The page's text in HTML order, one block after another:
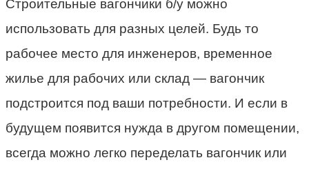
Строительные вагончики б/у можно
использовать для разных целей. Будь то
рабочее место для инженеров, временное
жилье для рабочих или склад — вагончик
подстроится под ваши потребности. И если в
будущем появится нужда в другом помещении,
всегда можно легко переделать вагончик или